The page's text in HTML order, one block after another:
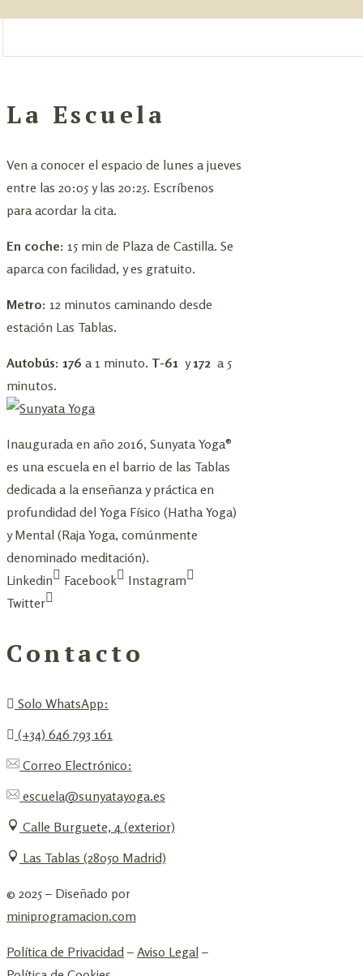
La Escuela
Ven a conocer el espacio de lunes a jueves
entre las 20:05 y las 20:25. Escríbenos
para acordar la cita.
En coche: 15 min de Plaza de Castilla. Se
aparca con facilidad, y es gratuito.
Metro: 12 minutos caminando desde
estación Las Tablas.
Autobús: 176 a 1 minuto. T-61 y172 a 5
minutos.
Inaugurada en año 2016, Sunyata Yoga®
es una escuela en el barrio de las Tablas
dedicada a la enseñanza y práctica en
profundidad del Yoga Físico (Hatha Yoga)
y Mental (Raja Yoga, comúnmente
denominado meditación).
Linkedin
Facebook
Instagram
Twitter
Contacto
Solo WhatsApp:
(+34) 646 793 161
Correo Electrónico:
escuela@sunyatayoga.es
Calle Burguete, 4 (exterior)
Las Tablas (28050 Madrid)
© 2025 – Diseñado por
miniprogramacion.com
Política de Privacidad – Aviso Legal –